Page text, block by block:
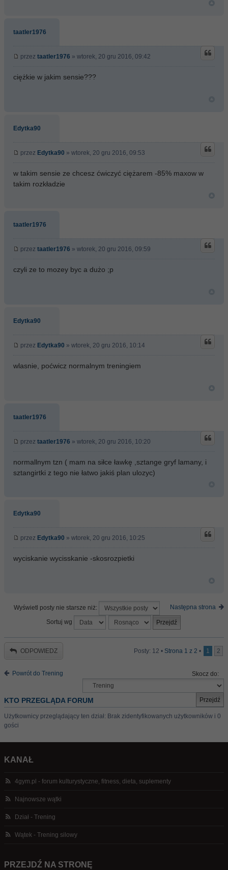
taatler1976
przez taatler1976 » wtorek, 20 gru 2016, 09:42
ciężkie w jakim sensie???
Edytka90
przez Edytka90 » wtorek, 20 gru 2016, 09:53
w takim sensie ze chcesz ćwiczyć ciężarem -85% maxow w
takim rozkładzie
taatler1976
przez taatler1976 » wtorek, 20 gru 2016, 09:59
czyli ze to mozey byc a dużo ;p
Edytka90
przez Edytka90 » wtorek, 20 gru 2016, 10:14
wlasnie, poćwicz normalnym treningiem
taatler1976
przez taatler1976 » wtorek, 20 gru 2016, 10:20
normallnym tzn ( mam na siłce ławkę ,sztange gryf lamany, i
sztangirtki z tego nie łatwo jakiś plan ulozyc)
Edytka90
przez Edytka90 » wtorek, 20 gru 2016, 10:25
wyciskanie wycisskanie -skosrozpietki
Następna strona
Wyświetl posty nie starsze niż:
Sortuj wg
ODPOWIEDZ Posty: 12 • Strona 1 z 2 • 1 2
Powrót do Trening Skocz do:
KTO PRZEGLĄDA FORUM
Użytkownicy przeglądający ten dział: Brak zidentyfikowanych użytkowników i 0
gości
KANAŁ
4gym.pl - forum kulturystyczne, fitness, dieta, suplementy
Najnowsze wątki
Dział - Trening
Wątek - Trening silowy
PRZEJDŹ NA STRONĘ